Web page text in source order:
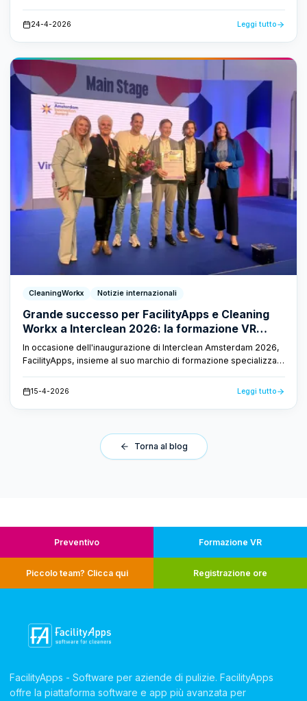
artificiale per l'industria delle pulizie, dimostrando che il futuro
24-4-2026 Leggi tutto
CleaningWorkx Notizie internazionali
Grande successo per FacilityApps e Cleaning
Workx a Interclean 2026: la formazione VR
vince due prestigiosi premi
In occasione dell'inaugurazione di Interclean Amsterdam 2026,
FacilityApps, insieme al suo marchio di formazione specializzata
L'innovativa formazione VR per gli addetti alle pulizie ha vinto sia
15-4-2026 Leggi tutto
Torna al blog
Preventivo Formazione VR
Piccolo team? Clicca qui Registrazione ore
FacilityApps - Software per aziende di pulizie. FacilityApps
offre la piattaforma software e app più avanzata per